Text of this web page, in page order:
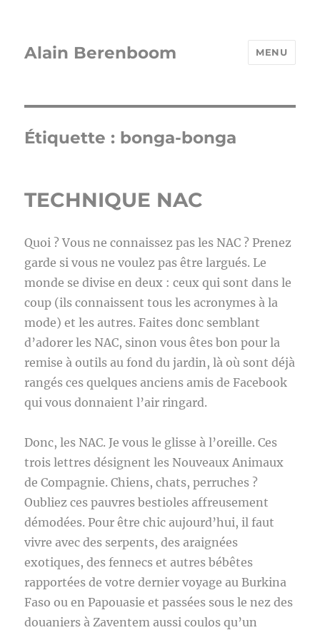
Alain Berenboom MENU
Étiquette : bonga-bonga
TECHNIQUE NAC
Quoi ? Vous ne connaissez pas les NAC ? Prenez
garde si vous ne voulez pas être largués. Le
monde se divise en deux : ceux qui sont dans le
coup (ils connaissent tous les acronymes à la
mode) et les autres. Faites donc semblant
d’adorer les NAC, sinon vous êtes bon pour la
remise à outils au fond du jardin, là où sont déjà
rangés ces quelques anciens amis de Facebook
qui vous donnaient l’air ringard.
Donc, les NAC. Je vous le glisse à l’oreille. Ces
trois lettres désignent les Nouveaux Animaux
de Compagnie. Chiens, chats, perruches ?
Oubliez ces pauvres bestioles affreusement
démodées. Pour être chic aujourd’hui, il faut
vivre avec des serpents, des araignées
exotiques, des fennecs et autres bébêtes
rapportées de votre dernier voyage au Burkina
Faso ou en Papouasie et passées sous le nez des
douaniers à Zaventem aussi coulos qu’un